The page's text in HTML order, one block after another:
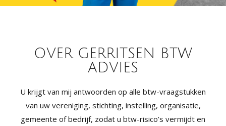
OVER GERRITSEN BTW
ADVIES
U krijgt van mij antwoorden op alle btw-vraagstukken
van uw vereniging, stichting, instelling, organisatie,
gemeente of bedrijf, zodat u btw-risico’s vermijdt en